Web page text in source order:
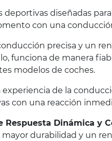
deportivas diseñadas
con una
precisa y un
funciona de manera
modelos de coches.
experiencia de la
con una reacción
Respuesta Dinámica y
mayor durabilidad y un